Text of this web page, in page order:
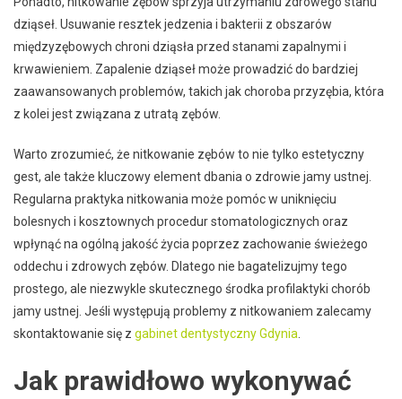
dziąseł. Usuwanie resztek jedzenia i bakterii z obszarów
międzyzębowych chroni dziąsła przed stanami zapalnymi i
krwawieniem. Zapalenie dziąseł może prowadzić do bardziej
zaawansowanych problemów, takich jak choroba przyzębia, która
z kolei jest związana z utratą zębów.
Warto zrozumieć, że nitkowanie zębów to nie tylko estetyczny
gest, ale także kluczowy element dbania o zdrowie jamy ustnej.
Regularna praktyka nitkowania może pomóc w uniknięciu
bolesnych i kosztownych procedur stomatologicznych oraz
wpłynąć na ogólną jakość życia poprzez zachowanie świeżego
oddechu i zdrowych zębów. Dlatego nie bagatelizujmy tego
prostego, ale niezwykle skutecznego środka profilaktyki chorób
jamy ustnej. Jeśli występują problemy z nitkowaniem zalecamy
skontaktowanie się z gabinet dentystyczny Gdynia
Jak prawidłowo wykonywać